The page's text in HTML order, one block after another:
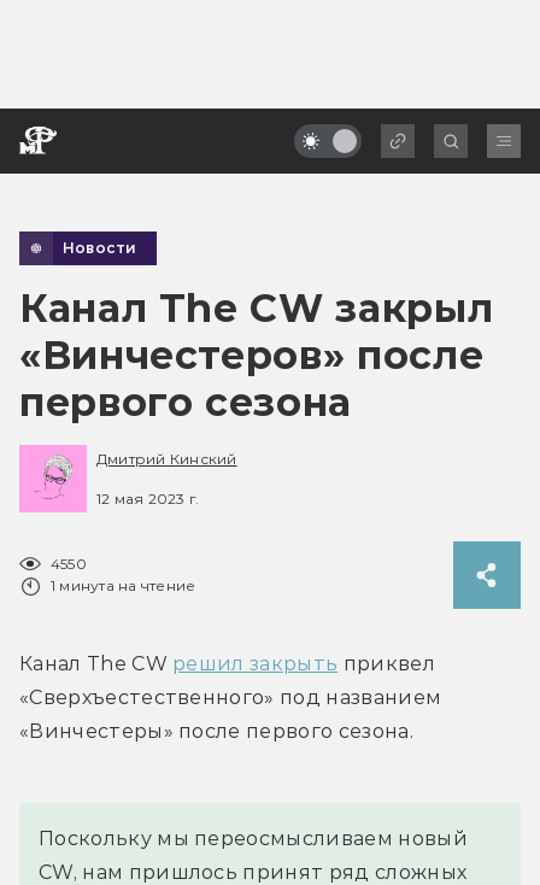
Новости
Канал The CW закрыл
«Винчестеров» после
первого сезона
Дмитрий Кинский
12 мая 2023 г.
4550
1 минута на чтение
Канал The CW решил закрыть приквел
«Сверхъестественного» под названием
«Винчестеры» после первого сезона.
Поскольку мы переосмысливаем новый
CW, нам пришлось принят ряд сложных